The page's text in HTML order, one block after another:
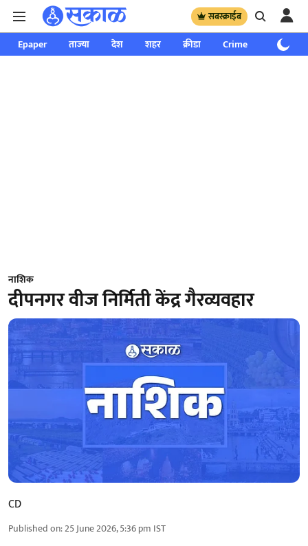
सबस्क्राईब
Epaper ताज्या देश शहर क्रीडा Crime साप्ताहिक
नाशिक
दीपनगर वीज निर्मिती केंद्र गैरव्यवहार
CD
Published on:25 June 2026, 5:36 pm IST